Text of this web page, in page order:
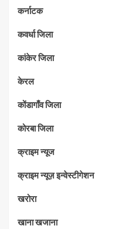
कर्नाटक
कवर्धा जिला
कांकेर जिला
केरल
कोंडागाँव जिला
कोरबा जिला
क्राइम न्यूज
क्राइम न्यूज़ इन्वेस्टीगेशन
खरोरा
खाना खजाना